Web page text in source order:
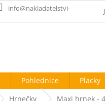
info@nakladatelstvi-
Pohlednice Placky
Hrnečky Maxi hrnek -